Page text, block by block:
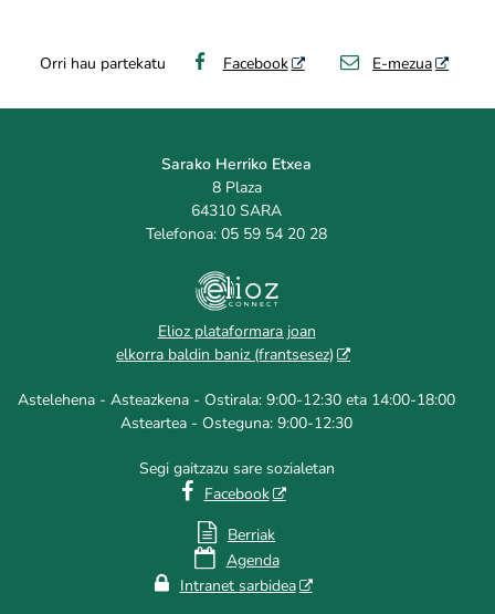
Orri hau partekatu Facebook E-mezua
Sarako Herriko Etxea
8 Plaza
64310 SARA
Telefonoa: 05 59 54 20 28
Elioz plataformara joan
elkorra baldin baniz (frantsesez)
Astelehena - Asteazkena - Ostirala: 9:00-12:30 eta 14:00-18:00
Asteartea - Osteguna: 9:00-12:30
Segi gaitzazu sare sozialetan
 Facebook
 Berriak
 Agenda
 Intranet sarbidea